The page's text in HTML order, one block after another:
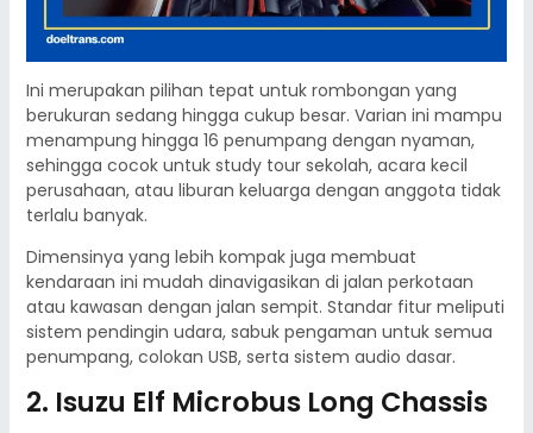
Ini merupakan pilihan tepat untuk rombongan yang
berukuran sedang hingga cukup besar. Varian ini mampu
menampung hingga 16 penumpang dengan nyaman,
sehingga cocok untuk study tour sekolah, acara kecil
perusahaan, atau liburan keluarga dengan anggota tidak
terlalu banyak.
Dimensinya yang lebih kompak juga membuat
kendaraan ini mudah dinavigasikan di jalan perkotaan
atau kawasan dengan jalan sempit. Standar fitur meliputi
sistem pendingin udara, sabuk pengaman untuk semua
penumpang, colokan USB, serta sistem audio dasar.
2. Isuzu Elf Microbus Long Chassis